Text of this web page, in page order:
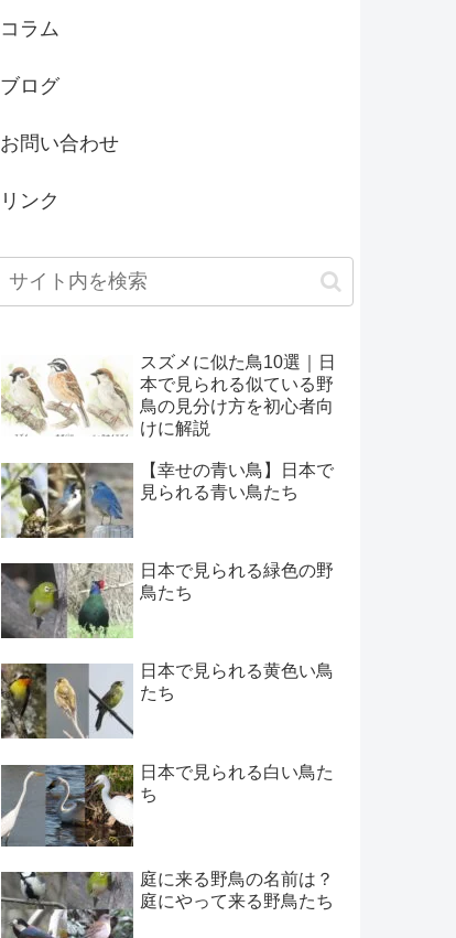
コラム
ブログ
お問い合わせ
リンク
スズメに似た鳥10選｜日
本で見られる似ている野
鳥の見分け方を初心者向
けに解説
【幸せの青い鳥】日本で
見られる青い鳥たち
日本で見られる緑色の野
鳥たち
日本で見られる黄色い鳥
たち
日本で見られる白い鳥た
ち
庭に来る野鳥の名前は？
庭にやって来る野鳥たち